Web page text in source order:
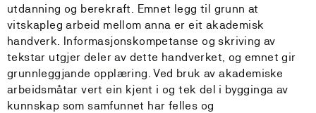
utdanning og berekraft. Emnet legg til grunn at
vitskapleg arbeid mellom anna er eit akademisk
handverk. Informasjonskompetanse og skriving av
tekstar utgjer deler av dette handverket, og emnet gir
grunnleggjande opplæring. Ved bruk av akademiske
arbeidsmåtar vert ein kjent i og tek del i bygginga av
kunnskap som samfunnet har felles og